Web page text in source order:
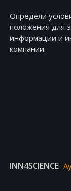
Определи
положения для
информации и
компании.
INN4SCIENCE